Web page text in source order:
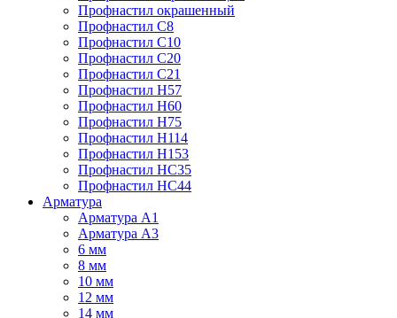
Профнастил окрашенный
Профнастил С8
Профнастил С10
Профнастил С20
Профнастил С21
Профнастил Н57
Профнастил Н60
Профнастил Н75
Профнастил Н114
Профнастил Н153
Профнастил НС35
Профнастил НС44
Арматура
Арматура А1
Арматура А3
6 мм
8 мм
10 мм
12 мм
14 мм